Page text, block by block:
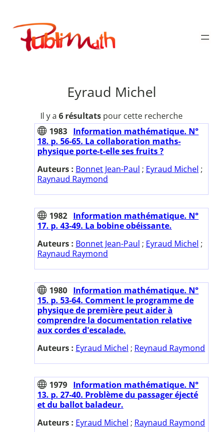
contenu
Publimath
Eyraud Michel
Il y a 6 résultats pour cette recherche
1983 Information mathématique. N°
18. p. 56-65. La collaboration maths-
physique porte-t-elle ses fruits ?
Auteurs : Bonnet Jean-Paul ; Eyraud Michel ;
Raynaud Raymond
1982 Information mathématique. N°
17. p. 43-49. La bobine obéissante.
Auteurs : Bonnet Jean-Paul ; Eyraud Michel ;
Raynaud Raymond
1980 Information mathématique. N°
15. p. 53-64. Comment le programme de
physique de première peut aider à
comprendre la documentation relative
aux cordes d'escalade.
Auteurs : Eyraud Michel ; Reynaud Raymond
1979 Information mathématique. N°
13. p. 27-40. Problème du passager éjecté
et du ballot baladeur.
Auteurs : Eyraud Michel ; Raynaud Raymond